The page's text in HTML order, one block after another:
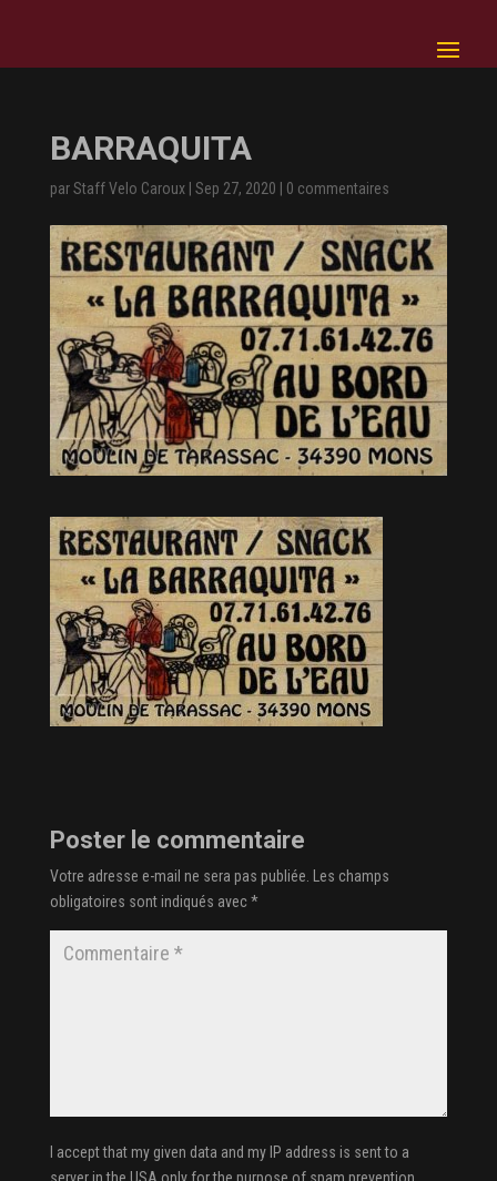
BARRAQUITA
parStaff Velo Caroux| Sep 27, 2020 0 commentaires
Poster le commentaire
Votre adresse e-mail ne sera pas publiée. Les champs
obligatoires sont indiqués avec*
I accept that my given data and my IP address is sent to a